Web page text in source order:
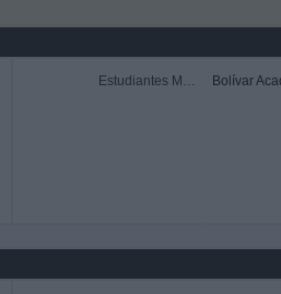
Estudiantes Mérida Academy Bolívar